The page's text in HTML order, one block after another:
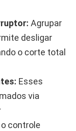
Agrupar
desligar
o corte total
Esses
via
controle